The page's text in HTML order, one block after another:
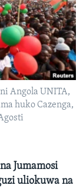
Angola UNITA,
huko Cazenga,
Jumamosi
uliokuwa na